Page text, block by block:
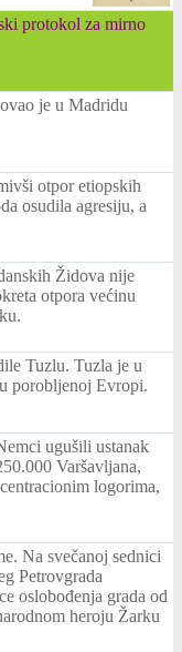
protokol za mirno
je u Madridu
otpor etiopskih
osudila agresiju, a
Židova nije
otpora većinu
Tuzlu. Tuzla je u
porobljenoj Evropi.
ugušili ustanak
Varšavljana,
logorima,
Na svečanoj sednici
Petrovgrada
oslobođenja grada od
heroju Žarku